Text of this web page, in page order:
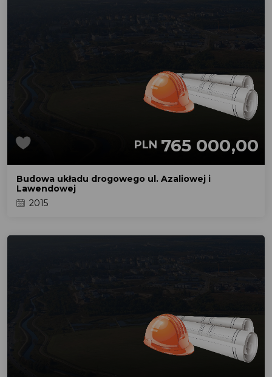
PLN 765 000,00
Budowa układu drogowego ul. Azaliowej i
Lawendowej
2015